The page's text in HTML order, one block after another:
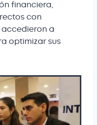
financiera,
con
accedieron a
optimizar sus